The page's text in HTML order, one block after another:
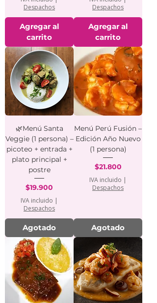
Despachos
Agregar al
carrito
Despachos
Agregar al
carrito
🌿Menú Santa
Veggie (1 persona) –
picoteo + entrada +
plato principal +
postre
Precio
$19.900
IVA incluido |
Despachos
Agotado
Menú Perú Fusión –
Edición Año Nuevo
(1 persona)
Precio
$21.800
IVA incluido |
Despachos
Agotado